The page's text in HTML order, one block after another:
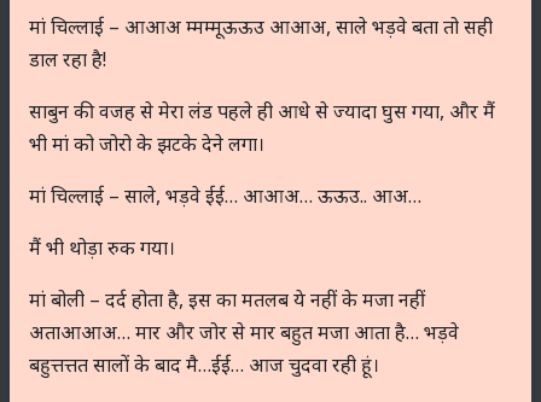
मां चिल्लाई – आआअ म्मम्मूऊऊउ आआअ, साले भड़वे बता तो सही
डाल रहा है!
साबुन की वजह से मेरा लंड पहले ही आधे से ज्यादा घुस गया, और मैं
भी मां को जोरो के झटके देने लगा।
मां चिल्लाई – साले, भड़वे ईई… आआअ… ऊऊउ.. आअ…
मैं भी थोड़ा रुक गया।
मां बोली – दर्द होता है, इस का मतलब ये नहीं के मजा नहीं
अताआआअ… मार और जोर से मार बहुत मजा आता है… भड़वे
बहुत्तत्तत सालों के बाद मै…ईई… आज चुदवा रही हूं।